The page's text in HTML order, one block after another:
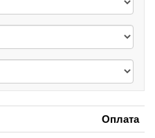
Оплата